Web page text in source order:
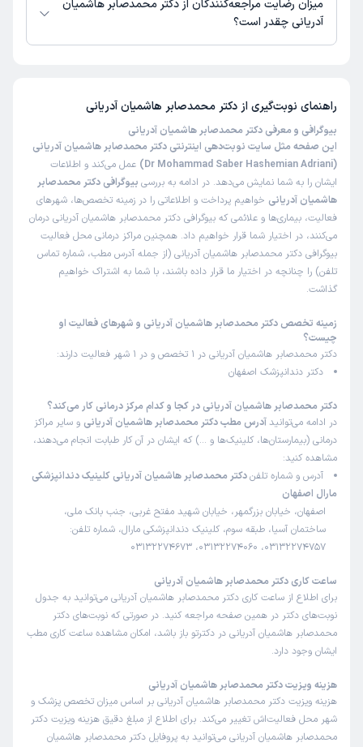
میزان رضایت مراجعه‌کنندگان از دکتر محمدصابر هاشمیان
آدریانی چقدر است؟
راهنمای نوبت‌گیری از دکتر محمدصابر هاشمیان آدریانی
بیوگرافی و معرفی دکتر محمدصابر هاشمیان آدریانی
این صفحه مثل سایت نوبت‌دهی اینترنتی دکتر محمدصابر هاشمیان آدریانی
(Dr Mohammad Saber Hashemian Adriani)
عمل می‌کند و اطلاعات
ایشان را به شما نمایش می‌دهد. در ادامه به بررسی بیوگرافی دکتر محمدصابر
هاشمیان آدریانی خواهیم پرداخت و اطلاعاتی را در زمینه تخصص‌ها، شهرهای
فعالیت، بیماری‌ها و علائمی که بیوگرافی دکتر محمدصابر هاشمیان آدریانی درمان
می‌کنند، در اختیار شما قرار خواهیم داد. همچنین مراکز درمانی محل فعالیت
بیوگرافی دکتر محمدصابر هاشمیان آدریانی (از جمله آدرس مطب، شماره تماس
تلفن) را چنانچه در اختیار ما قرار داده باشند، با شما به اشتراک خواهیم
گذاشت.
زمینه تخصص دکتر محمدصابر هاشمیان آدریانی و شهرهای فعالیت او
چیست؟
دکتر محمدصابر هاشمیان آدریانی در 1 تخصص و در 1 شهر فعالیت دارند:
دکتر دندانپزشک اصفهان
دکتر محمدصابر هاشمیان آدریانی در کجا و کدام مرکز درمانی کار می‌کند؟
در ادامه می‌توانید آدرس مطب دکتر محمدصابر هاشمیان آدریانی و سایر مراکز
درمانی (بیمارستان‌ها، کلینیک‌ها و …) که ایشان در آن کار طبابت انجام می‌دهند،
مشاهده کنید:
آدرس و شماره تلفندکتر محمدصابر هاشمیان آدریانی کلینیک دندانپزشکی
مارال اصفهان
اصفهان، خیابان بزرگمهر، خیابان شهید مفتح غربی، جنب بانک ملی،
ساختمان آسیا، طبقه سوم، کلینیک دندانپزشکی مارال، شماره تلفن:
03132274757، 03132274060، 03132274673
ساعت کاری دکتر محمدصابر هاشمیان آدریانی
برای اطلاع از ساعت کاری دکتر محمدصابر هاشمیان آدریانی می‌توانید به جدول
نوبت‌های دکتر در همین صفحه مراجعه کنید. در صورتی که نوبت‌های دکتر
محمدصابر هاشمیان آدریانی در دکترتو باز باشد، امکان مشاهده ساعت کاری مطب
ایشان وجود دارد.
هزینه ویزیت دکتر محمدصابر هاشمیان آدریانی
هزینه ویزیت دکتر محمدصابر هاشمیان آدریانی بر اساس میزان تخصص پزشک و
شهر محل فعالیت‌اش تغییر می‌کند. برای اطلاع از مبلغ دقیق هزینه ویزیت دکتر
محمدصابر هاشمیان آدریانی می‌توانید به پروفایل دکتر محمدصابر هاشمیان